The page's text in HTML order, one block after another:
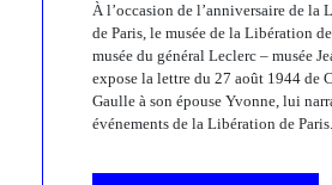
À l’occasion de l’anniversaire de la
de Paris, le musée de la Libération
musée du général Leclerc – musée
expose la lettre du 27 août 1944 de
Gaulle à son épouse Yvonne, lui
événements de la Libération de Paris.